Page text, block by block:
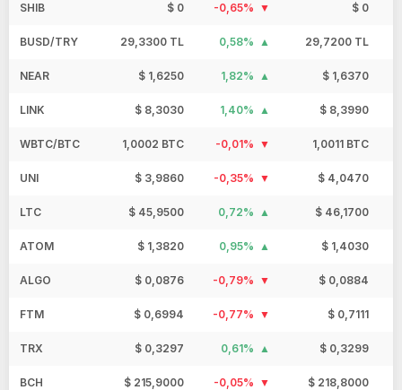
SHIB $ 0 -0,65% $ 0
BUSD/TRY 29,3300 TL 0,58% 29,7200 TL
NEAR $ 1,6250 1,82% $ 1,6370
LINK $ 8,3030 1,40% $ 8,3990
WBTC/BTC 1,0002 BTC -0,01% 1,0011 BTC
UNI $ 3,9860 -0,35% $ 4,0470
LTC $ 45,9500 0,72% $ 46,1700
ATOM $ 1,3820 0,95% $ 1,4030
ALGO $ 0,0876 -0,79% $ 0,0884
FTM $ 0,6994 -0,77% $ 0,7111
TRX $ 0,3297 0,61% $ 0,3299
BCH $ 215,9000 -0,05% $ 218,8000